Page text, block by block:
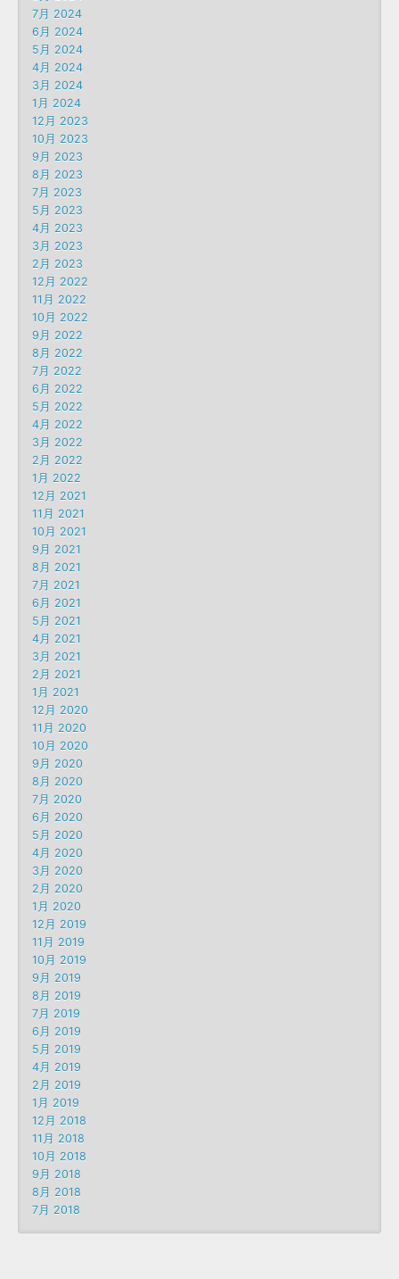
7月 2024
6月 2024
5月 2024
4月 2024
3月 2024
1月 2024
12月 2023
10月 2023
9月 2023
8月 2023
7月 2023
5月 2023
4月 2023
3月 2023
2月 2023
12月 2022
11月 2022
10月 2022
9月 2022
8月 2022
7月 2022
6月 2022
5月 2022
4月 2022
3月 2022
2月 2022
1月 2022
12月 2021
11月 2021
10月 2021
9月 2021
8月 2021
7月 2021
6月 2021
5月 2021
4月 2021
3月 2021
2月 2021
1月 2021
12月 2020
11月 2020
10月 2020
9月 2020
8月 2020
7月 2020
6月 2020
5月 2020
4月 2020
3月 2020
2月 2020
1月 2020
12月 2019
11月 2019
10月 2019
9月 2019
8月 2019
7月 2019
6月 2019
5月 2019
4月 2019
2月 2019
1月 2019
12月 2018
11月 2018
10月 2018
9月 2018
8月 2018
7月 2018